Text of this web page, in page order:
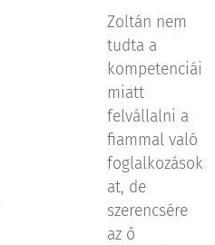
Zoltán nem
tudta a
kompetenciái
miatt
felvállalni a
fiammal való
foglalkozások
at, de
szerencsére
az ő